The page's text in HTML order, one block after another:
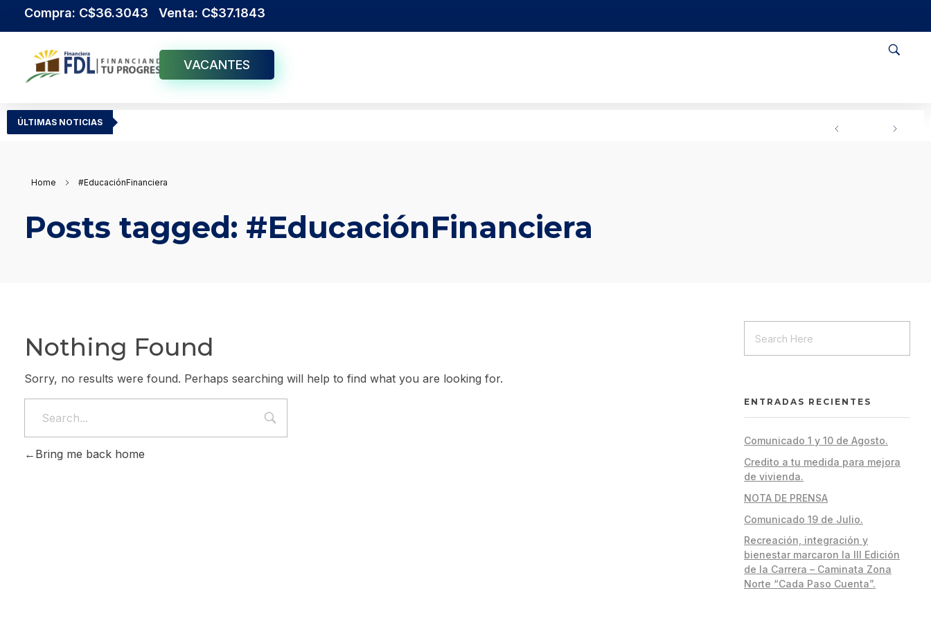
Compra: C$36.3043 Venta: C$37.1843
VACANTES
ÚLTIMAS NOTICIAS
Home #EducaciónFinanciera
Posts tagged: #EducaciónFinanciera
Nothing Found
Sorry, no results were found. Perhaps searching will help to find what you are looking for.
Bring me back home
ENTRADAS RECIENTES
Comunicado 1 y 10 de Agosto.
Credito a tu medida para mejora
de vivienda.
NOTA DE PRENSA
Comunicado 19 de Julio.
Recreación, integración y
bienestar marcaron la III Edición
de la Carrera – Caminata Zona
Norte “Cada Paso Cuenta”.